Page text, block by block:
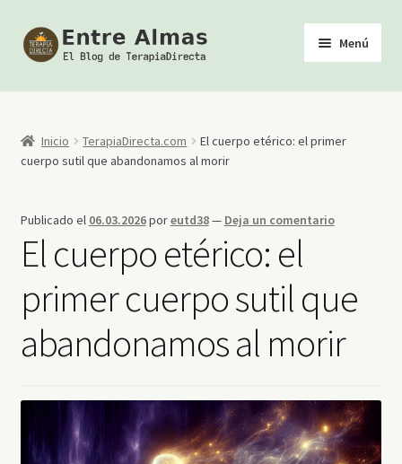
Ir
a
Ir
al
Menú
Inicio
TerapiaDirecta
Tienda
Youtube
Inicio TerapiaDirecta.com
El cuerpo etérico: el primer
cuerpo sutil que abandonamos al morir
Publicado el 06.03.2026poreutd38— Deja un comentario
El cuerpo etérico: el
primer cuerpo sutil que
abandonamos al morir